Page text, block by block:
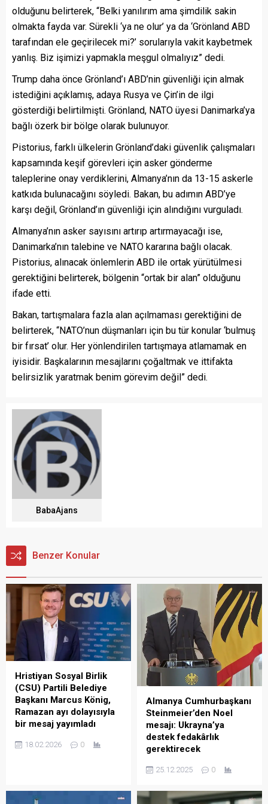
olduğunu belirterek, “Belki yanılırım ama şimdilik sakin
olmakta fayda var. Sürekli ‘ya ne olur’ ya da ‘Grönland ABD
tarafından ele geçirilecek mi?’ sorularıyla vakit kaybetmek
yanlış. Biz işimizi yapmakla meşgul olmalıyız” dedi.
Trump daha önce Grönland’ı ABD’nin güvenliği için almak
istediğini açıklamış, adaya Rusya ve Çin’in de ilgi
gösterdiği belirtilmişti. Grönland, NATO üyesi Danimarka’ya
bağlı özerk bir bölge olarak bulunuyor.
Pistorius, farklı ülkelerin Grönland’daki güvenlik çalışmaları
kapsamında keşif görevleri için asker gönderme
taleplerine onay verdiklerini, Almanya’nın da 13-15 askerle
katkıda bulunacağını söyledi. Bakan, bu adımın ABD’ye
karşı değil, Grönland’ın güvenliği için alındığını vurguladı.
Almanya’nın asker sayısını artırıp artırmayacağı ise,
Danimarka’nın talebine ve NATO kararına bağlı olacak.
Pistorius, alınacak önlemlerin ABD ile ortak yürütülmesi
gerektiğini belirterek, bölgenin “ortak bir alan” olduğunu
ifade etti.
Bakan, tartışmalara fazla alan açılmaması gerektiğini de
belirterek, “NATO’nun düşmanları için bu tür konular ‘bulmuş
bir fırsat’ olur. Her yönlendirilen tartışmaya atlamamak en
iyisidir. Başkalarının mesajlarını çoğaltmak ve ittifakta
belirsizlik yaratmak benim görevim değil” dedi.
BabaAjans
Benzer Konular
Hristiyan Sosyal Birlik
(CSU) Partili Belediye
Başkanı Marcus König,
Ramazan ayı dolayısıyla
bir mesaj yayımladı
kentinin Büyükşehir
mesajda Müslümanlara
18.02.2026 0
Almanya Cumhurbaşkanı
Steinmeier’den Noel
mesajı: Ukrayna’ya
destek fedakârlık
gerektirecek
Frank-Walter Steinmeier,
destek ve özgürlükleri
25.12.2025 0